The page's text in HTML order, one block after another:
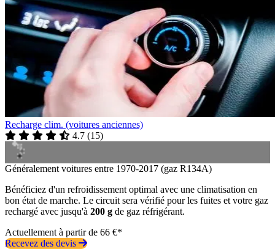
Recharge clim. (voitures anciennes)
4.7 (15)
Généralement voitures entre 1970-2017 (gaz R134A)
Bénéficiez d'un refroidissement optimal avec une climatisation en
bon état de marche. Le circuit sera vérifié pour les fuites et votre gaz
rechargé avec jusqu'à 200 g de gaz réfrigérant.
Actuellement à partir de 66 €*
Recevez des devis